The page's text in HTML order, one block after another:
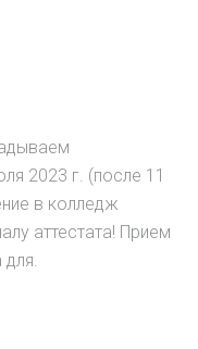
2023 г. (после 11
в колледж
аттестата! Прием